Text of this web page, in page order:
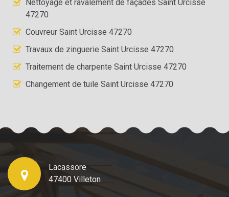
Nettoyage et ravalement de façades Saint Urcisse
47270
Couvreur Saint Urcisse 47270
Travaux de zinguerie Saint Urcisse 47270
Traitement de charpente Saint Urcisse 47270
Changement de tuile Saint Urcisse 47270
Lacassore
47400 Villeton